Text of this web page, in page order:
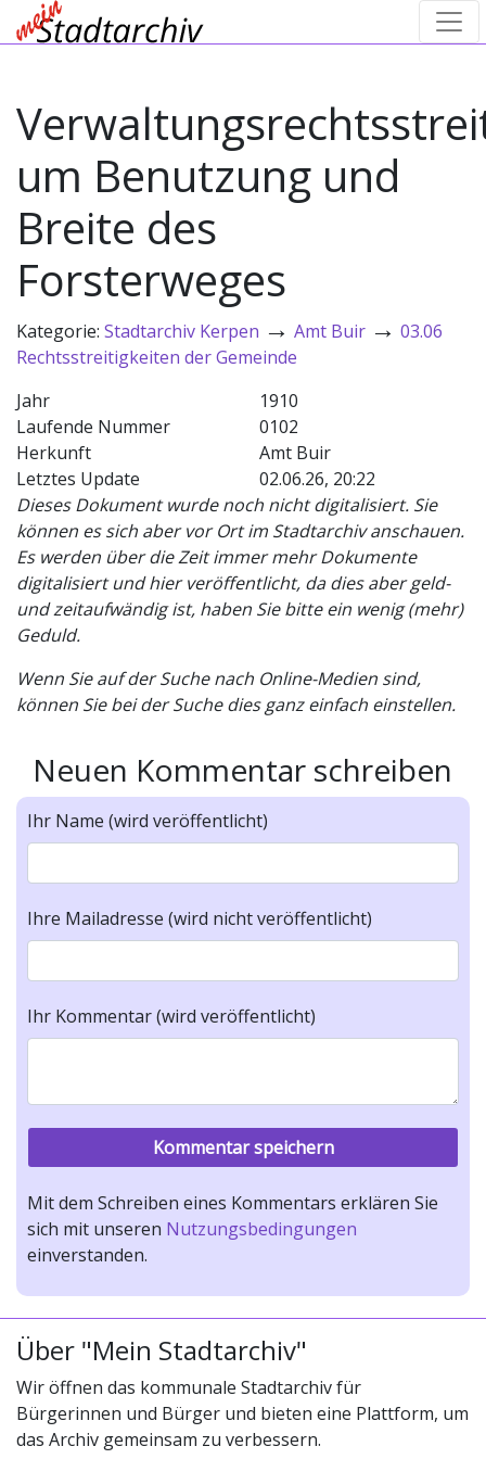
um Benutzung und
Breite des
Forsterweges
Kategorie: Stadtarchiv Kerpen → Amt Buir → 03.06
Rechtsstreitigkeiten der Gemeinde
Jahr
1910
Laufende Nummer
0102
Herkunft
Amt Buir
Letztes Update
02.06.26, 20:22
Dieses Dokument wurde noch nicht digitalisiert. Sie
können es sich aber vor Ort im Stadtarchiv anschauen.
Es werden über die Zeit immer mehr Dokumente
digitalisiert und hier veröffentlicht, da dies aber geld-
und zeitaufwändig ist, haben Sie bitte ein wenig (mehr)
Geduld.
Wenn Sie auf der Suche nach Online-Medien sind,
können Sie bei der Suche dies ganz einfach einstellen.
Neuen Kommentar schreiben
Ihr Name (wird veröffentlicht)
Ihre Mailadresse (wird nicht veröffentlicht)
Ihr Kommentar (wird veröffentlicht)
Mit dem Schreiben eines Kommentars erklären Sie
sich mit unseren Nutzungsbedingungen
einverstanden.
Über "Mein Stadtarchiv"
Wir öffnen das kommunale Stadtarchiv für
Bürgerinnen und Bürger und bieten eine Plattform, um
das Archiv gemeinsam zu verbessern.